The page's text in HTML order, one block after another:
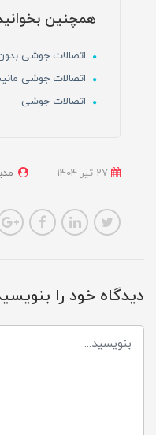
همچنین
اتصالات جوشی
اتصالات جوشی
اتصالات جوشی
دیدگاه خود را